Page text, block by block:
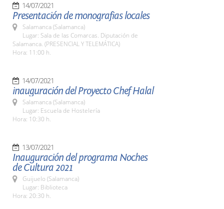
14/07/2021
Presentación de monografias locales
Salamanca (Salamanca)
Lugar: Sala de las Comarcas. Diputación de
Salamanca. (PRESENCIAL Y TELEMÁTICA)
Hora: 11:00 h.
14/07/2021
inauguración del Proyecto Chef Halal
Salamanca (Salamanca)
Lugar: Escuela de Hostelería
Hora: 10:30 h.
13/07/2021
Inauguración del programa Noches
de Cultura 2021
Guijuelo (Salamanca)
Lugar: Biblioteca
Hora: 20:30 h.